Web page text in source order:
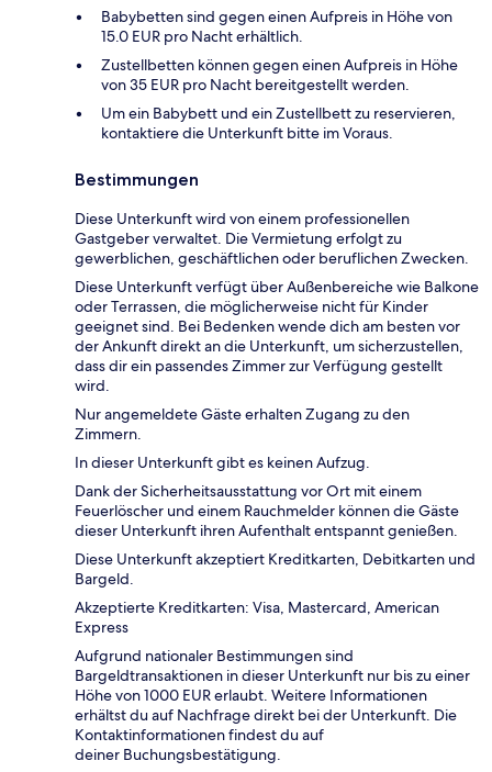
Babybetten sind gegen einen Aufpreis in Höhe von
15.0 EUR pro Nacht erhältlich.
Zustellbetten können gegen einen Aufpreis in Höhe
von 35 EUR pro Nacht bereitgestellt werden.
Um ein Babybett und ein Zustellbett zu reservieren,
kontaktiere die Unterkunft bitte im Voraus.
Bestimmungen
Diese Unterkunft wird von einem professionellen
Gastgeber verwaltet. Die Vermietung erfolgt zu
gewerblichen, geschäftlichen oder beruflichen Zwecken.
Diese Unterkunft verfügt über Außenbereiche wie Balkone
oder Terrassen, die möglicherweise nicht für Kinder
geeignet sind. Bei Bedenken wende dich am besten vor
der Ankunft direkt an die Unterkunft, um sicherzustellen,
dass dir ein passendes Zimmer zur Verfügung gestellt
wird.
Nur angemeldete Gäste erhalten Zugang zu den
Zimmern.
In dieser Unterkunft gibt es keinen Aufzug.
Dank der Sicherheitsausstattung vor Ort mit einem
Feuerlöscher und einem Rauchmelder können die Gäste
dieser Unterkunft ihren Aufenthalt entspannt genießen.
Diese Unterkunft akzeptiert Kreditkarten, Debitkarten und
Bargeld.
Akzeptierte Kreditkarten: Visa, Mastercard, American
Express
Aufgrund nationaler Bestimmungen sind
Bargeldtransaktionen in dieser Unterkunft nur bis zu einer
Höhe von 1000 EUR erlaubt. Weitere Informationen
erhältst du auf Nachfrage direkt bei der Unterkunft. Die
Kontaktinformationen findest du auf
deiner Buchungsbestätigung.